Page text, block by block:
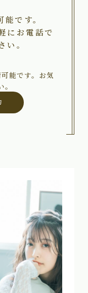
です。
にお電話で
い。
能です。お気